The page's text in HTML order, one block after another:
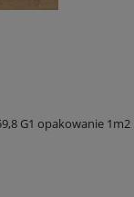
G1 opakowanie 1m2